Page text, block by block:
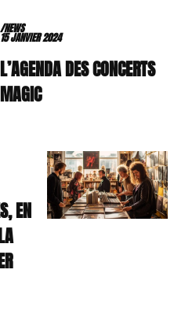
/NEWS
15 JANVIER 2024
L’AGENDA DES CONCERTS
MAGIC
EN